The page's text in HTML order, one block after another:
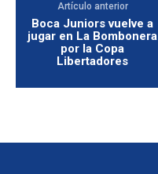
Artículo anterior
Boca Juniors vuelve a
jugar en La Bombonera
por la Copa
Libertadores